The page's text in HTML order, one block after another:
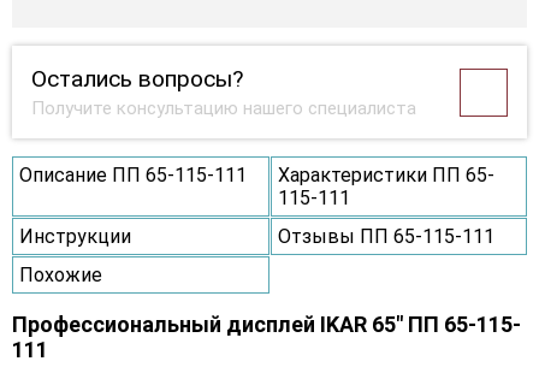
Остались вопросы?
Получите консультацию нашего специалиста
Описание ПП 65-115-111
Характеристики ПП 65-
115-111
Инструкции
Отзывы ПП 65-115-111
Похожие
Профессиональный дисплей IKAR 65" ПП 65-115-
111